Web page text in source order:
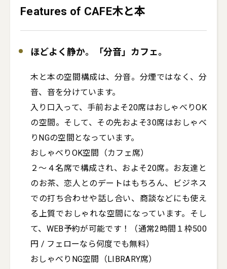
Features of CAFE木と本
ほどよく静か。「分音」カフェ。
木と本の空間構成は、分音。分煙ではなく、分
音、音を分けています。
入り口入って、手前およそ20席はおしゃべりOK
の空間。そして、その先およそ30席はおしゃべ
りNGの空間となっています。
おしゃべりOK空間（カフェ席）
２〜４名席で構成され、およそ20席。お友達と
のお茶、恋人とのデートはもちろん、ビジネス
での打ち合わせや話し合い、商談などにも使え
る上質でおしゃれな空間になっています。そし
て、WEB予約が可能です！（通常2時間１枠500
円 / フェローなら何度でも無料）
おしゃべりNG空間（LIBRARY席）